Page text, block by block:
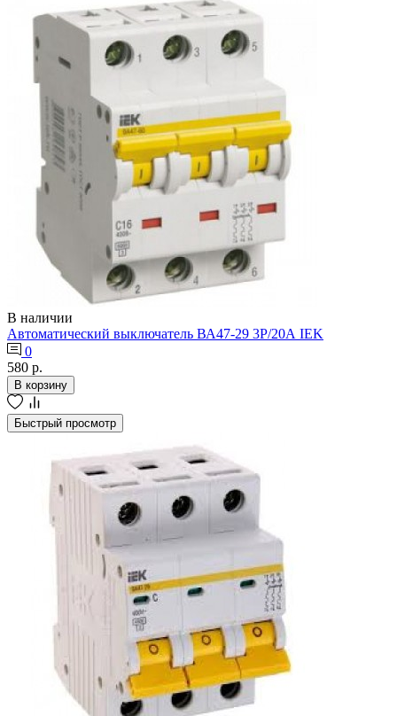
В наличии
Автоматический выключатель ВА47-29 3Р/20А IEK
0
580 р.
В корзину
Быстрый просмотр